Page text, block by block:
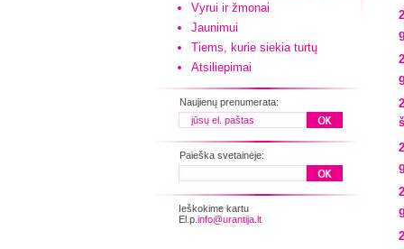
Vyrui ir žmonai
Jaunimui
Tiems, kurie siekia turtų
Atsiliepimai
Naujienų prenumerata:
Paieška svetainėje:
Ieškokime kartu
El.p. info@urantija.lt